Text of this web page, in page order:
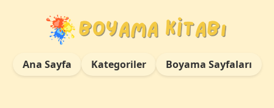
Ana Sayfa Kategoriler Boyama Sayfaları